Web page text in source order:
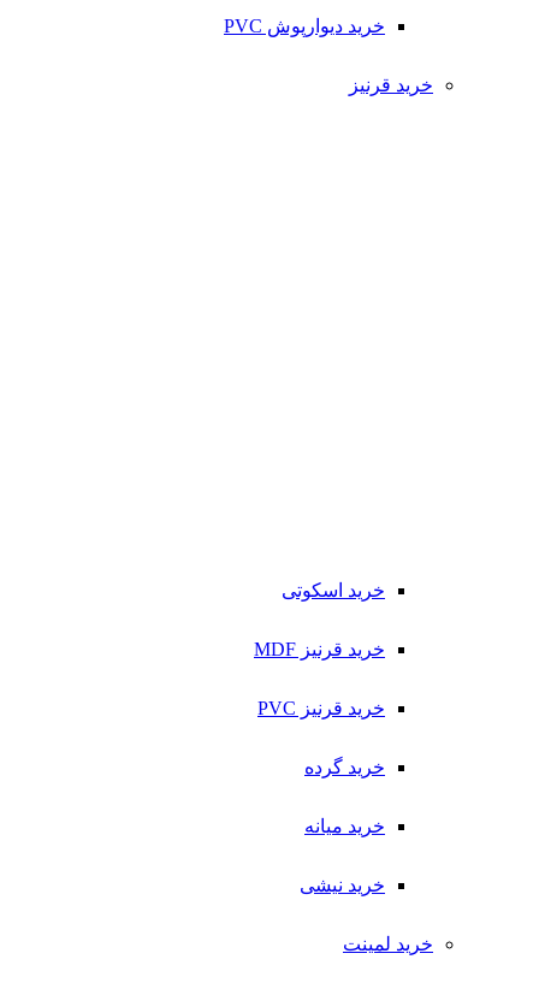
خرید دیوارپوش PVC
خرید قرنیز
خرید اسکوتی
خرید قرنیز MDF
خرید قرنیز PVC
خرید گرده
خرید میانه
خرید نیشی
خرید لمینت